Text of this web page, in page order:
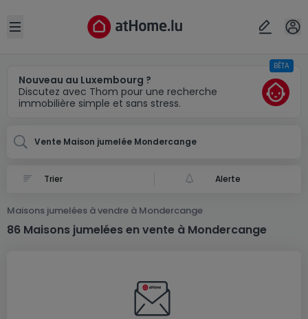
Open sidebar
Nouveau au Luxembourg ?
Discutez avec Thom pour une recherche
immobilière simple et sans stress.
BÊTA
Vente Maison jumelée Mondercange
Alerte
Maisons jumelées à vendre à Mondercange
86 Maisons jumelées en vente à Mondercange
Localité(s)
Annuler OK